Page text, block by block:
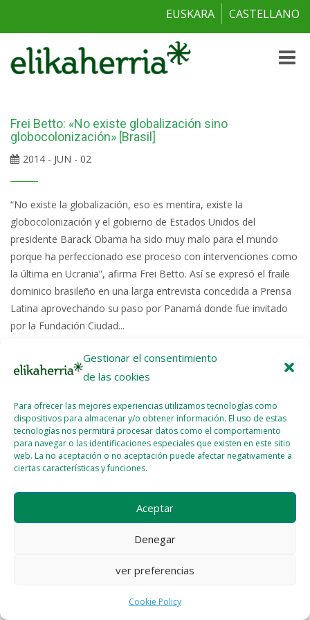
Gestionar el consentimiento
de las cookies
Para ofrecer las mejores experiencias utilizamos tecnologías como
dispositivos para almacenar y/o obtener información. El uso de estas
tecnologías nos permitirá procesar datos como el comportamiento
para navegar o las identificaciones especiales que existen en este sitio
web. La no aceptación o no aceptación puede afectar negativamente a
ciertas características y funciones.
Aceptar
Denegar
ver preferencias
Cookie Policy
EUSKARA CASTELLANO
Toggle
Frei Betto: «No existe globalización sino
globocolonización» [Brasil]
2014 - JUN - 02
“No existe la globalización, eso es mentira, existe la
globocolonización y el gobierno de Estados Unidos del
presidente Barack Obama ha sido muy malo para el mundo
porque ha perfeccionado ese proceso con intervenciones como
la última en Ucrania”, afirma Frei Betto. Así se expresó el fraile
dominico brasileño en una larga entrevista concedida a Prensa
Latina aprovechando su paso por Panamá donde fue invitado
por la Fundación Ciudad...
Read More >>
Licencia del contenido